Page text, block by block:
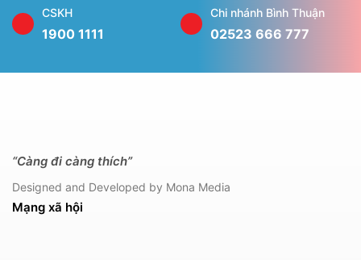
CSKH
1900 1111
Chi nhánh Bình Thuận
02523 666 777
“Càng đi càng thích”
Designed and Developed by Mona Media
Mạng xã hội